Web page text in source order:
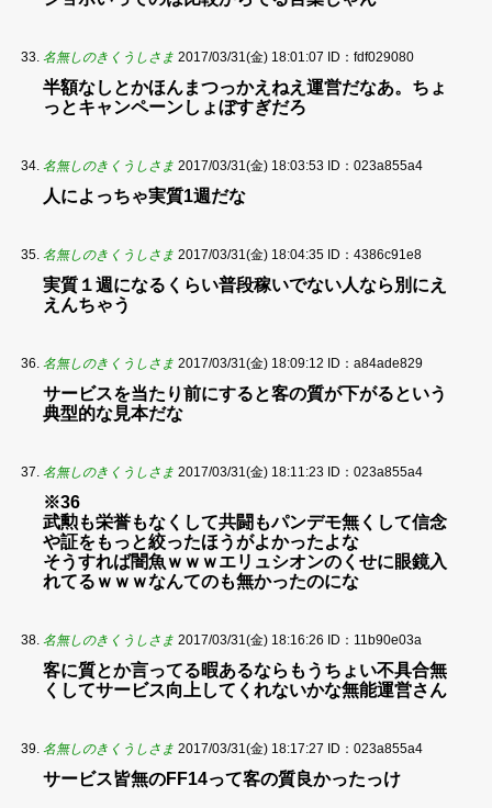
名無しのきくうしさま 2017/03/31(金) 18:01:07 ID：fdf029080
半額なしとかほんまつっかえねえ運営だなあ。ちょ
っとキャンペーンしょぼすぎだろ
名無しのきくうしさま 2017/03/31(金) 18:03:53 ID：023a855a4
人によっちゃ実質1週だな
名無しのきくうしさま 2017/03/31(金) 18:04:35 ID：4386c91e8
実質１週になるくらい普段稼いでない人なら別にえ
えんちゃう
名無しのきくうしさま 2017/03/31(金) 18:09:12 ID：a84ade829
サービスを当たり前にすると客の質が下がるという
典型的な見本だな
名無しのきくうしさま 2017/03/31(金) 18:11:23 ID：023a855a4
※36
武勲も栄誉もなくして共闘もパンデモ無くして信念
や証をもっと絞ったほうがよかったよな
そうすれば闇魚ｗｗｗエリュシオンのくせに眼鏡入
れてるｗｗｗなんてのも無かったのにな
名無しのきくうしさま 2017/03/31(金) 18:16:26 ID：11b90e03a
客に質とか言ってる暇あるならもうちょい不具合無
くしてサービス向上してくれないかな無能運営さん
名無しのきくうしさま 2017/03/31(金) 18:17:27 ID：023a855a4
サービス皆無のFF14って客の質良かったっけ